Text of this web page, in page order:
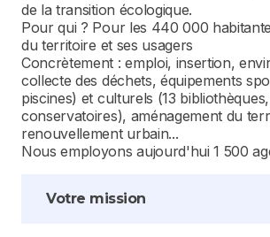
de la transition écologique.
Pour qui ? Pour les 440 000
du territoire et ses usagers
Concrètement : emploi, insertion,
collecte des déchets, équipements
piscines) et culturels (13
conservatoires), aménagement du
renouvellement urbain...
Nous employons aujourd'hui 1 500
Votre mission